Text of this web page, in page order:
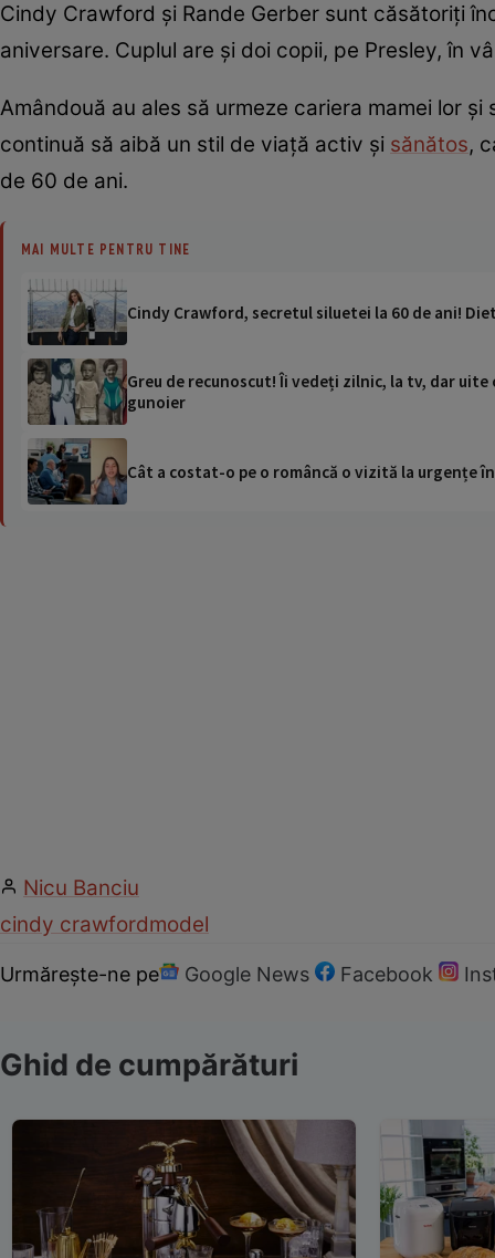
Cindy Crawford și Rande Gerber sunt căsătoriți
aniversare. Cuplul are și doi copii, pe Presley, în
Amândouă au ales să urmeze cariera mamei lor
continuă să aibă un stil de viață activ și sănătos,
de 60 de ani.
MAI MULTE PENTRU TINE
Cindy Crawford, secretul siluetei la 60 de ani!
Greu de recunoscut! Îi vedeți zilnic, la tv, dar uite
gunoier
Cât a costat-o pe o româncă o vizită la urgențe
Nicu Banciu
cindy crawfordmodel
Urmărește-ne pe Google News Facebook
Ghid de cumpărături